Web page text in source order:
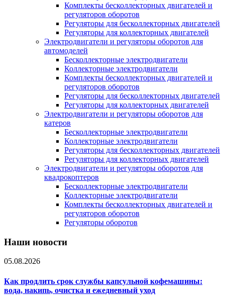
Комплекты бесколлекторных двигателей и
регуляторов оборотов
Регуляторы для бесколлекторных двигателей
Регуляторы для коллекторных двигателей
Электродвигатели и регуляторы оборотов для
автомоделей
Бесколлекторные электродвигатели
Коллекторные электродвигатели
Комплекты бесколлекторных двигателей и
регуляторов оборотов
Регуляторы для бесколлекторных двигателей
Регуляторы для коллекторных двигателей
Электродвигатели и регуляторы оборотов для
катеров
Бесколлекторные электродвигатели
Коллекторные электродвигатели
Регуляторы для бесколлекторных двигателей
Регуляторы для коллекторных двигателей
Электродвигатели и регуляторы оборотов для
квадрокоптеров
Бесколлекторные электродвигатели
Коллекторные электродвигатели
Комплекты бесколлекторных двигателей и
регуляторов оборотов
Регуляторы оборотов
Наши новости
05.08.2026
Как продлить срок службы капсульной кофемашины:
вода, накипь, очистка и ежедневный уход